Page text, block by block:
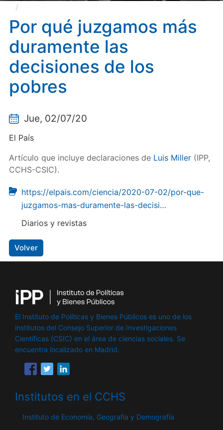
Por qué juzgamos más
duramente las
decisiones de los
pobres
Jue, 02/07/20
El País
Artículo que incluye declaraciones de Luis Miller(IPP,
CCHS-CSIC).
https://elpais.com/ciencia/2020-07-02/por-que-
juzgamos-mas-duramente-las-decisi…
Diarios y revistas
Volver
El Instituto de Políticas y Bienes Públicos es uno de los
institutos del Consejo Superior de Investigaciones
Científicas (CSIC) en el área de ciencias sociales. Se
encuentra localizado en Madrid.
Institutos en el CCHS
Instituto de Economía, Geografía y Demografía